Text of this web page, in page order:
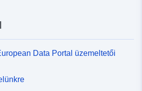
Data Portal üzemeltetői